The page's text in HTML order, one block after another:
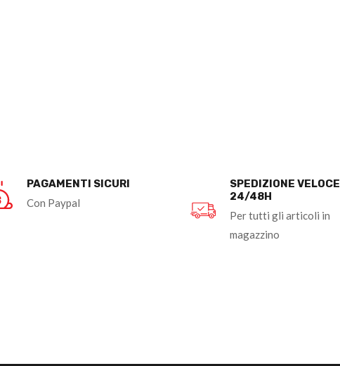
PAGAMENTI SICURI
Con Paypal
SPEDIZIONE VELOCE
24/48H
Per tutti gli articoli in
magazzino